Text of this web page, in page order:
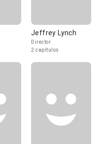
Jeffrey Lynch
Director
2 capítulos